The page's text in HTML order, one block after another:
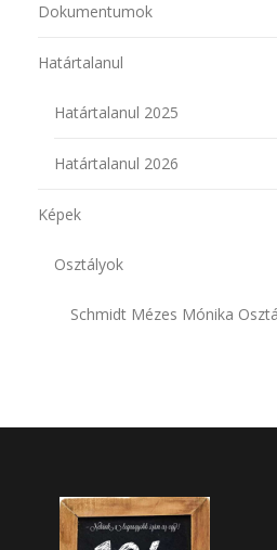
Dokumentumok
Határtalanul
Határtalanul 2025
Határtalanul 2026
Képek
Osztályok
Schmidt Mézes Mónika